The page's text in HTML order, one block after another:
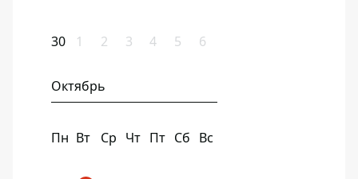
30 1 2 3 4 5 6
Октябрь
Пн Вт Ср Чт Пт Сб Вс